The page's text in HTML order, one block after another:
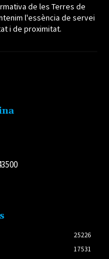
de les Terres de
l'essència de servei
i de proximitat.
25226
17531